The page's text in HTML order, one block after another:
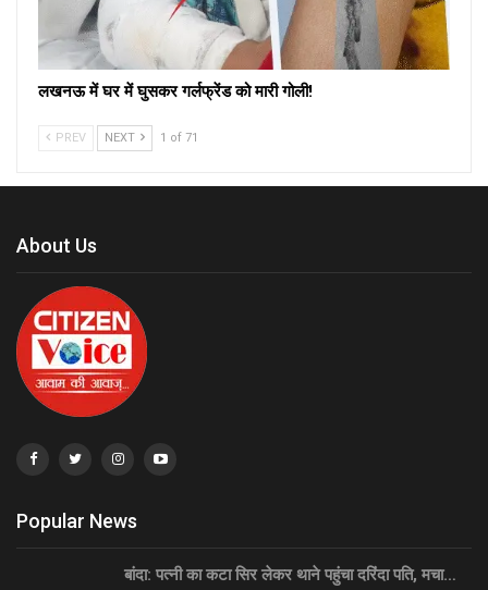
लखनऊ में घर में घुसकर गर्लफ्रेंड को मारी गोली!
PREV NEXT 1 of 71
About Us
Popular News
बांदा: पत्नी का कटा सिर लेकर थाने पहुंचा दरिंदा पति, मचा…